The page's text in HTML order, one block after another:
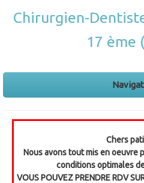
Chirurgien-
17 ème
Chers
Nous avons tout mis en oeuvre
conditions optimales
VOUS POUVEZ PRENDRE RDV